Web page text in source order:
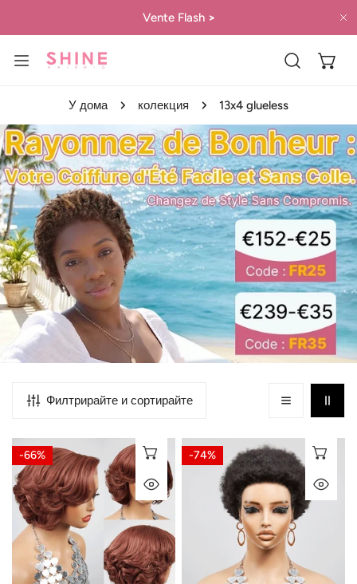
Vente Flash>
У дома колекция 13x4 glueless
Филтрирайте и сортирайте
13x4
Glueless
Couleur
Or
Rose
Couche
Perruque
-66% ИЗБЕРЕТЕ ОПЦИИ
БЪРЗ ПОГЛЕД
13×4
Glueless
Couleurs
Bob
-74%